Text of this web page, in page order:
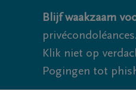
Blijf waakzaam
Klik niet op
Pogingen tot